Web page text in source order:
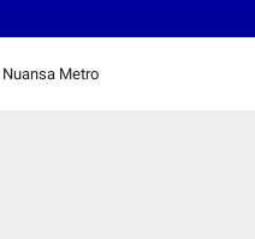
Nuansa Metro